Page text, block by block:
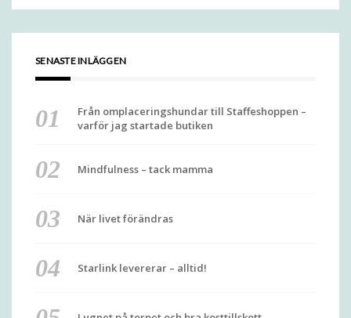
SENASTE INLÄGGEN
Från omplaceringshundar till Staffeshoppen –
varför jag startade butiken
Mindfulness – tack mamma
När livet förändras
Starlink levererar – alltid!